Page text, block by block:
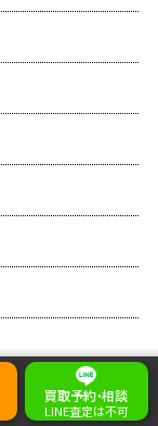
取 買取予約・相談
LINE査定は不可